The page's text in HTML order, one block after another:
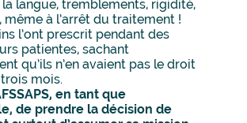
la langue, tremblements, rigidité,
même à l’arrêt du traitement !
l’ont prescrit pendant des
patientes, sachant
qu’ils n’en avaient pas le droit
mois.
en tant que
de prendre la décision de